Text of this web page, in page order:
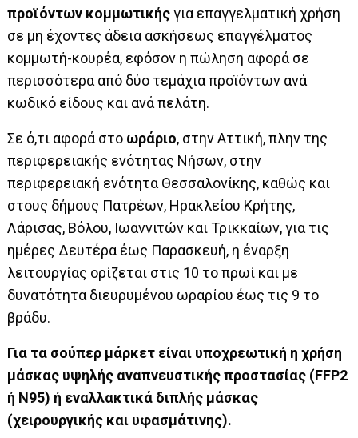
προϊόντων κομμωτικήςγια επαγγελματική χρήση
σε μη έχοντες άδεια ασκήσεως επαγγέλματος
κομμωτή-κουρέα, εφόσον η πώληση αφορά σε
περισσότερα από δύο τεμάχια προϊόντων ανά
κωδικό είδους και ανά πελάτη.
Σε ό,τι αφορά στο ωράριο, στην Αττική, πλην της
περιφερειακής ενότητας Νήσων, στην
περιφερειακή ενότητα Θεσσαλονίκης, καθώς και
στους δήμους Πατρέων, Ηρακλείου Κρήτης,
Λάρισας, Βόλου, Ιωαννιτών και Τρικκαίων, για τις
ημέρες Δευτέρα έως Παρασκευή, η έναρξη
λειτουργίας ορίζεται στις 10 το πρωί και με
δυνατότητα διευρυμένου ωραρίου έως τις 9 το
βράδυ.
Για τα σούπερ μάρκετ είναι υποχρεωτική η χρήση
μάσκας υψηλής αναπνευστικής προστασίας (FFP2
ή Ν95) ή εναλλακτικά διπλής μάσκας
(χειρουργικής και υφασμάτινης).